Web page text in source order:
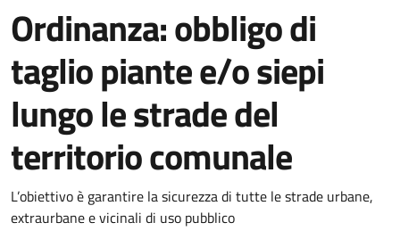
Ordinanza: obbligo di
taglio piante e/o siepi
lungo le strade del
territorio comunale
Dettagli della notizia
L’obiettivo è garantire la sicurezza di tutte le strade urbane,
extraurbane e vicinali di uso pubblico